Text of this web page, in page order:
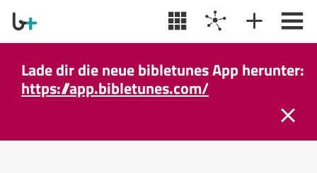
Lade dir die neue bibletunes App herunter:
https://app.bibletunes.com/